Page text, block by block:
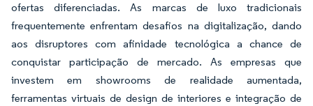
ofertas diferenciadas. As marcas de luxo tradicionais
frequentemente enfrentam desafios na digitalização, dando
aos disruptores com afinidade tecnológica a chance de
conquistar participação de mercado. As empresas que
investem em showrooms de realidade aumentada,
ferramentas virtuais de design de interiores e integração de